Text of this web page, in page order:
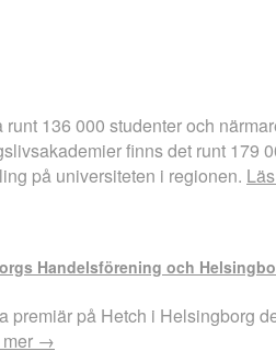
136 000 studenter och
finns det runt 179
på universiteten i regionen.
Handelsförening och
premiär på Hetch i Helsingborg
mer →